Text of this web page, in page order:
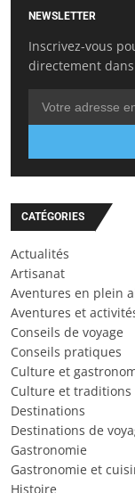
NEWSLETTER
Inscrivez-vous
directement
CATÉGORIES
Actualités
Artisanat
Aventures en plein
Aventures et
Conseils de voyage
Conseils pratiques
Culture et
Culture et traditions
Destinations
Destinations de
Gastronomie
Gastronomie et
Histoire